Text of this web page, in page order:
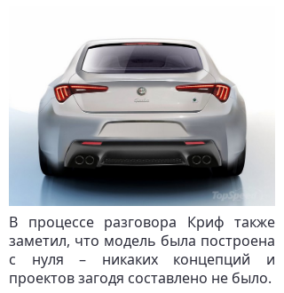
В процессе разговора Криф также
заметил, что модель была построена
с нуля – никаких концепций и
проектов загодя составлено не было.